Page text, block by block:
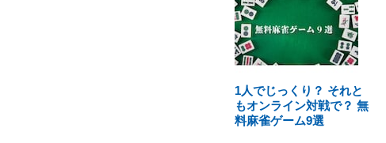
1人でじっくり？ それと
もオンライン対戦で？ 無
料麻雀ゲーム9選